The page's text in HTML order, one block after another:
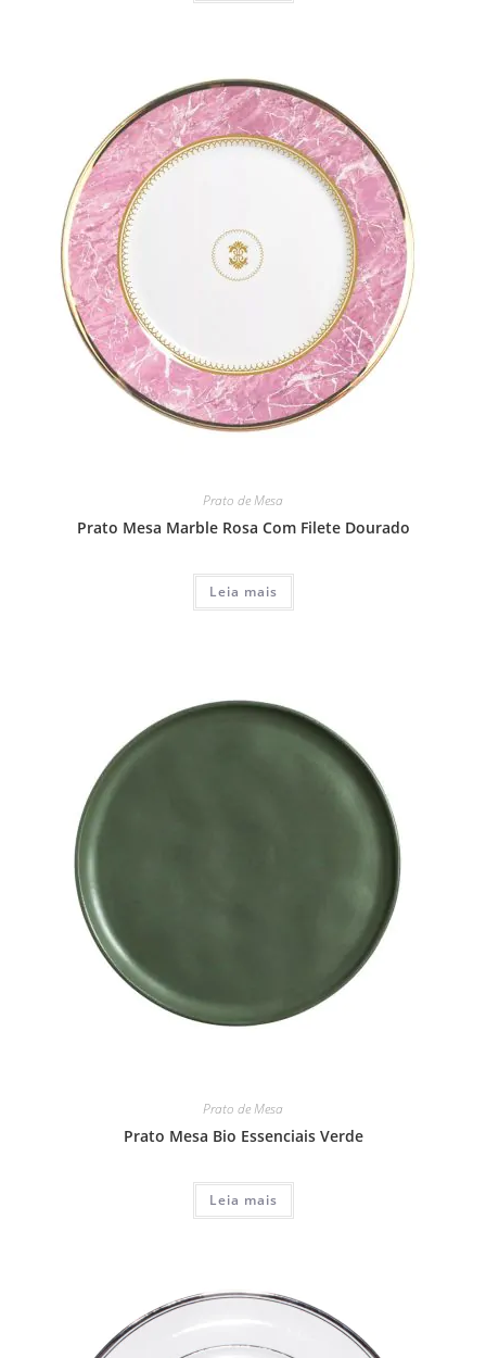
Prato de Mesa
Prato Mesa Marble Rosa Com Filete Dourado
Leia mais
Prato de Mesa
Prato Mesa Bio Essenciais Verde
Leia mais